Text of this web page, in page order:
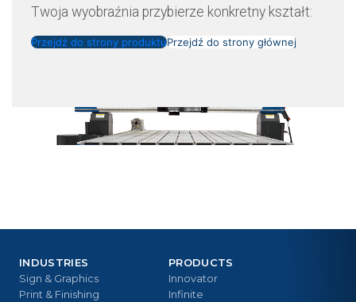
Twoja wyobraźnia przybierze konkretny kształt:
Przejdź do strony produktuPrzejdź do strony głównej
PRODUCTS
Innovator
Infinite
INDUSTRIES
Sign & Graphics
Print & Finishing